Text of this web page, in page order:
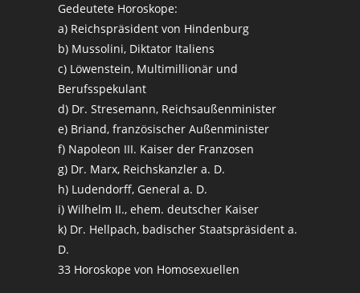
Gedeutete Horoskope:
a) Reichspräsident von Hindenburg
b) Mussolini, Diktator Italiens
c) Löwenstein, Multimillionär und
Berufsspekulant
d) Dr. Stresemann, Reichsaußenminister
e) Briand, französischer Außenminister
f) Napoleon III. Kaiser der Franzosen
g) Dr. Marx, Reichskanzler a. D.
h) Ludendorff, General a. D.
i) Wilhelm II., ehem. deutscher Kaiser
k) Dr. Hellpach, badischer Staatspräsident a.
D.
33 Horoskope von Homosexuellen